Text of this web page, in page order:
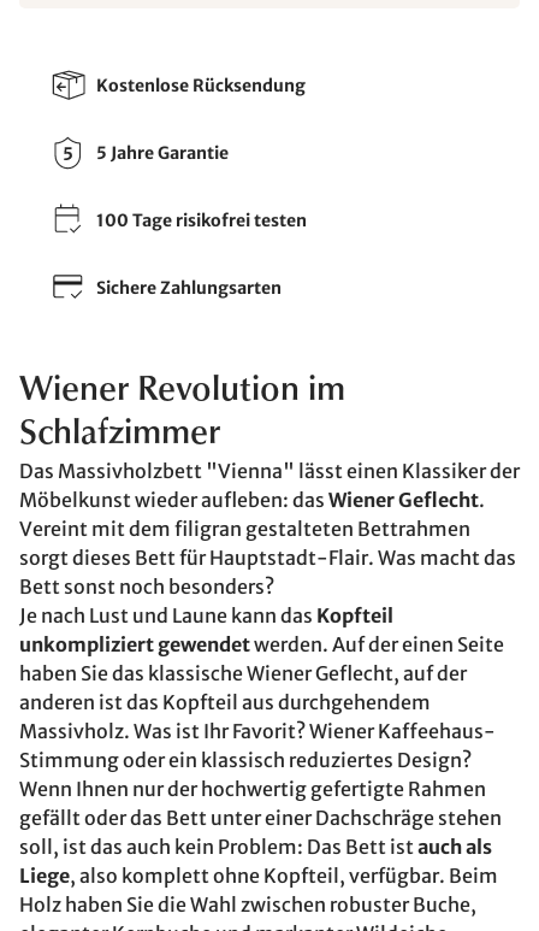
Kostenlose Rücksendung
5 Jahre Garantie
100 Tage risikofrei testen
Sichere Zahlungsarten
Wiener Revolution im
Schlafzimmer
Das Massivholzbett "Vienna" lässt einen Klassiker der
Möbelkunst wieder aufleben: das Wiener Geflecht.
Vereint mit dem filigran gestalteten Bettrahmen
sorgt dieses Bett für Hauptstadt-Flair. Was macht das
Bett sonst noch besonders?
Je nach Lust und Laune kann das Kopfteil
unkompliziert gewendetwerden. Auf der einen Seite
haben Sie das klassische Wiener Geflecht, auf der
anderen ist das Kopfteil aus durchgehendem
Massivholz. Was ist Ihr Favorit? Wiener Kaffeehaus-
Stimmung oder ein klassisch reduziertes Design?
Wenn Ihnen nur der hochwertig gefertigte Rahmen
gefällt oder das Bett unter einer Dachschräge stehen
soll, ist das auch kein Problem: Das Bett istauch als
Liege, also komplett ohne Kopfteil, verfügbar. Beim
Holz haben Sie die Wahl zwischen robuster Buche,